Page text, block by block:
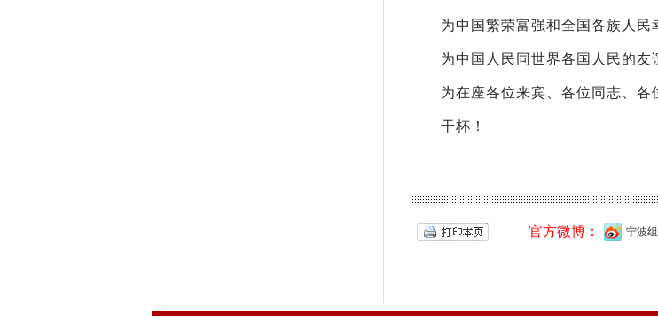
为中国繁荣富强和全国各族人民
为中国人民同世界各国人民的友
为在座各位来宾、各位同志、各
干杯！
官方微博： 宁波